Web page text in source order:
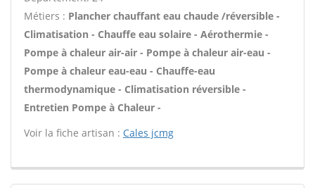
Métiers : Plancher chauffant eau chaude /réversible -
Climatisation - Chauffe eau solaire - Aérothermie -
Pompe à chaleur air-air - Pompe à chaleur air-eau -
Pompe à chaleur eau-eau - Chauffe-eau
thermodynamique - Climatisation réversible -
Entretien Pompe à Chaleur -
Voir la fiche artisan : Cales jcmg